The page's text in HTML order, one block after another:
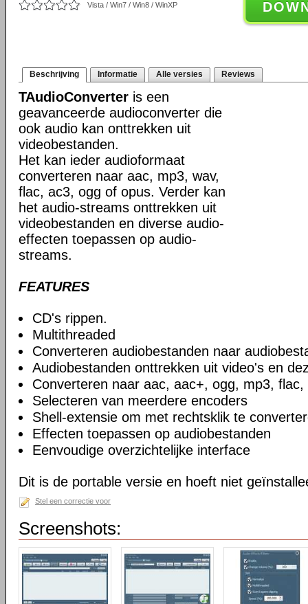
Vista / Win7 / Win8 / WinXP
Beschrijving Informatie Alle versies Reviews
TAudioConverter is een
geavanceerde audioconverter die
ook audio kan onttrekken uit
videobestanden.
Het kan ieder audioformaat
converteren naar aac, mp3, wav,
flac, ac3, ogg of opus. Verder kan
het audio-streams onttrekken uit
videobestanden en diverse audio-
effecten toepassen op audio-
streams.
FEATURES
CD's rippen.
Multithreaded
Converteren audiobestanden naar
Audiobestanden onttrekken uit video's en
Converteren naar aac, aac+, ogg, mp3, flac,
Selecteren van meerdere encoders
Shell-extensie om met rechtsklik te
Effecten toepassen op audiobestanden
Eenvoudige overzichtelijke interface
Dit is de portable versie en hoeft niet
Stel een correctie voor
Screenshots: